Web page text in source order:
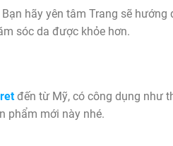
hãy yên tâm Trang sẽ hướng
sóc da được khỏe hơn.
đến từ Mỹ, có công dụng như
phẩm mới này nhé.